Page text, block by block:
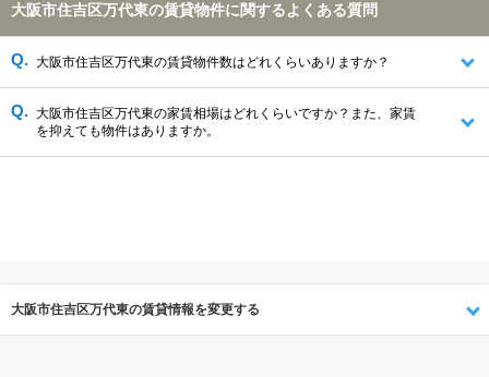
羽曳野市(444件)
藤井寺市(320件)
大阪市此花区(263件)
大阪市住吉区万代東の賃貸物件に関するよくある質問
大阪市住吉区万代東の賃貸物件数はどれくらいありますか？
大阪市住吉区万代東の家賃相場はどれくらいですか？また、家賃
を抑えても物件はありますか。
大阪市住吉区万代東の賃貸情報を変更する